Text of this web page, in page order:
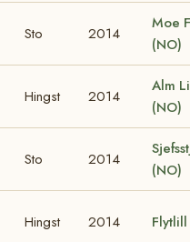
Sto 2014
Moe
(NO)
Hingst 2014
Alm
(NO)
Sto 2014
(NO)
Hingst 2014